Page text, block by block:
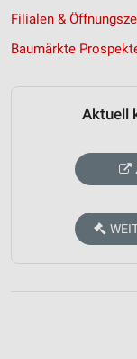
Filialen &
Baumärkte
Aktuell